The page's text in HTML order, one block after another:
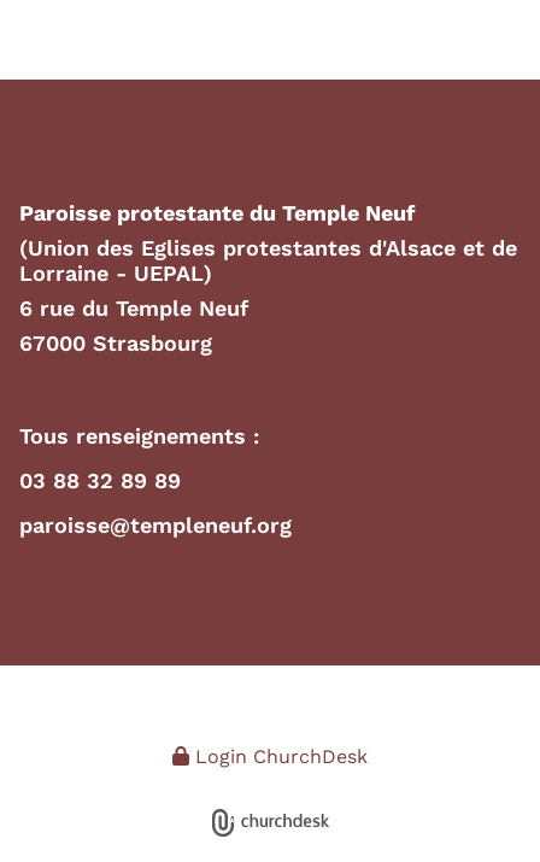
Paroisse protestante du Temple Neuf
(Union des Eglises protestantes d'Alsace et de
Lorraine - UEPAL)
6 rue du Temple Neuf
67000 Strasbourg
Tous renseignements :
03 88 32 89 89
paroisse@templeneuf.org
Login ChurchDesk